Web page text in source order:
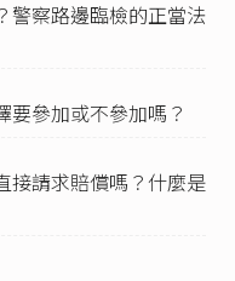
警察官。」
拘役或三十萬元以
警察路邊臨檢的正當法
要參加或不參加嗎？
接請求賠償嗎？什麼是